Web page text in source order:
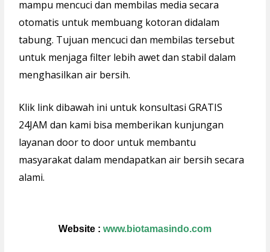
mampu mencuci dan membilas media secara
otomatis untuk membuang kotoran didalam
tabung. Tujuan mencuci dan membilas tersebut
untuk menjaga filter lebih awet dan stabil dalam
menghasilkan air bersih.
Klik link dibawah ini untuk konsultasi GRATIS
24JAM dan kami bisa memberikan kunjungan
layanan door to door untuk membantu
masyarakat dalam mendapatkan air bersih secara
alami.
Website : www.biotamasindo.com